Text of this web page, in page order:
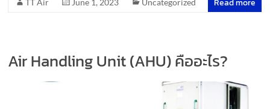
TT Air June 1, 2023 Uncategorized Read more
Air Handling Unit (AHU) คืออะไร?